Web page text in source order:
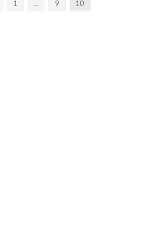
wygnaniu
Previous
Page
1 … Page
9 Page
10